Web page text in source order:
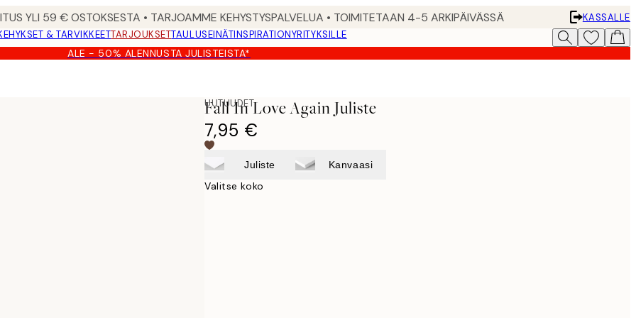
YLI 59 € OSTOKSESTA • TARJOAMME KEHYSTYSPALVELUA • TOIMITETAAN 4-5 ARKIPÄIVÄSSÄ
KASSALLE
& TARVIKKEETTARJOUKSETTAULUSEINÄTINSPIRATIONYRITYKSILLE
ALE - 50% ALENNUSTA JULISTEISTA*
UUTUUDET
Fall In Love Again Juliste
7,95 €
Juliste Kanvaasi
Valitse koko